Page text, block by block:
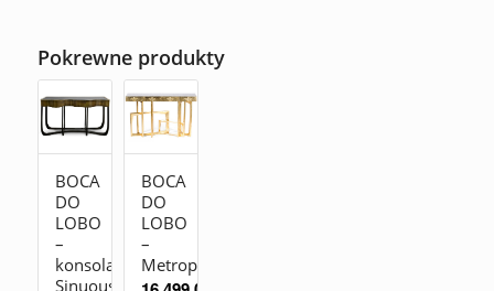
Pokrewne produkty
BOCA
DO
LOBO
–
konsola
Sinuous
BOCA
DO
LOBO
–
Metropolis